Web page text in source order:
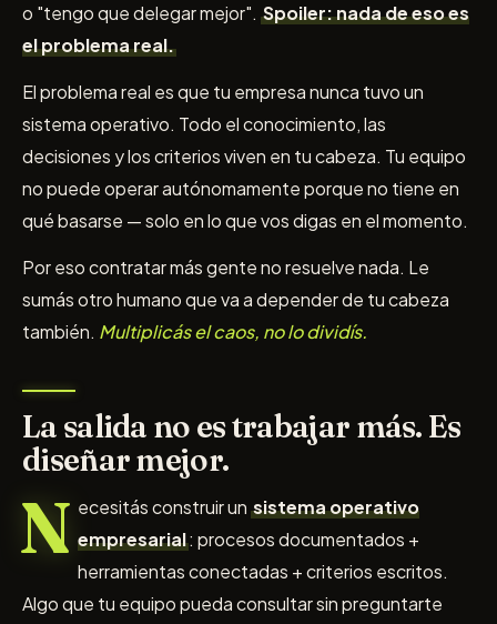
o "tengo que delegar mejor". Spoiler: nada de eso es
el problema real.
El problema real es que tu empresa nunca tuvo un
sistema operativo. Todo el conocimiento, las
decisiones y los criterios viven en tu cabeza. Tu equipo
no puede operar autónomamente porque no tiene en
qué basarse — solo en lo que vos digas en el momento.
Por eso contratar más gente no resuelve nada. Le
sumás otro humano que va a depender de tu cabeza
también. Multiplicás el caos, no lo dividís.
La salida no es trabajar más. Es
diseñar mejor.
N ecesitás construir unsistema operativo
empresarial: procesos documentados +
herramientas conectadas + criterios escritos.
Algo que tu equipo pueda consultar sin preguntarte